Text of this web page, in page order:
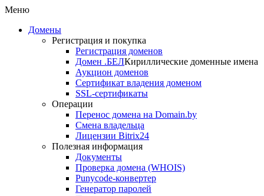
Меню
Домены
Регистрация и покупка
Регистрация доменов
Домен .БЕЛКириллические доменные имена
Аукцион доменов
Сертификат владения доменом
SSL-сертификаты
Операции
Перенос домена на Domain.by
Смена владельца
Лицензии Bitrix24
Полезная информация
Документы
Проверка домена (WHOIS)
Punycode-конвертер
Генератор паролей